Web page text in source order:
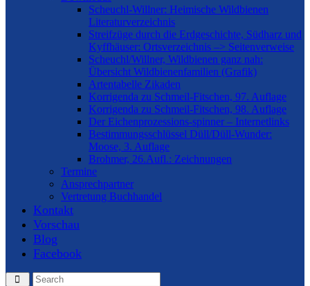
Scheuchl-Willner: Heimische Wildbienen
Literaturverzeichnis
Streifzüge durch die Erdgeschichte, Südharz und
Kyffhäuser: Ortsverzeichnis –> Seitenverweise
Scheuchl/Willner, Wildbienen ganz nah:
Übersicht Wildbienenfamilien (Grafik)
Artentabelle Zikaden
Korrigenda zu Schmeil-Fitschen, 97. Auflage
Korrigenda zu Schmeil-Fitschen, 98. Auflage
Der Eichenprozessions-spinner – Internetlinks
Bestimmungsschlüssel Düll/Düll-Wunder:
Moose, 3. Auflage
Brohmer, 26.Aufl.: Zeichnungen
Termine
Ansprechpartner
Vertretung Buchhandel
Kontakt
Vorschau
Blog
Facebook